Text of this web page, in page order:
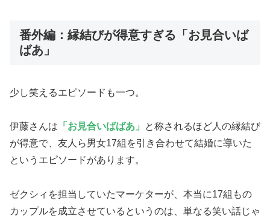
番外編：縁結びが得意すぎる「お見合いば
ばあ」
少し笑えるエピソードも一つ。
伊藤さんは 「お見合いばばあ」
と称されるほど人の縁結び
が得意で、友人ら男女17組を引き合わせて結婚に導いた
というエピソードがあります。
ゼクシィを担当していたマーケターが、本当に17組もの
カップルを成立させているというのは、単なる笑い話じゃ